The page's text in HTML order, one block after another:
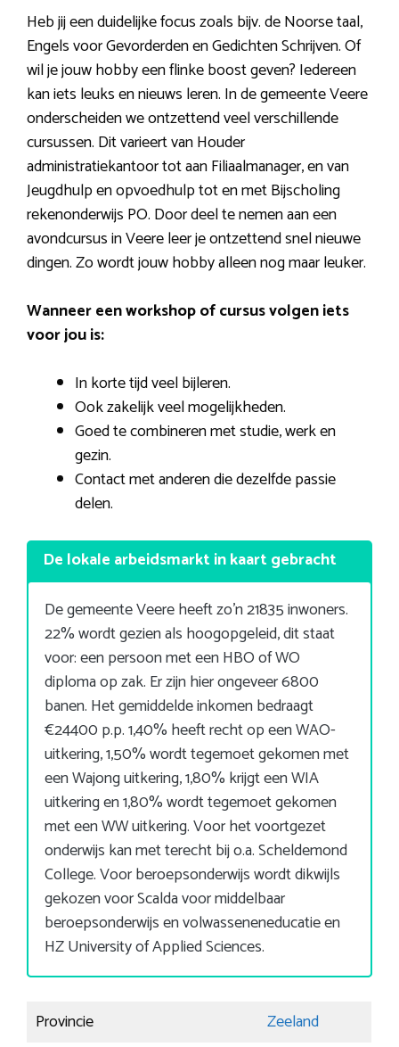
Heb jij een duidelijke focus zoals bijv. de Noorse taal,
Engels voor Gevorderden en Gedichten Schrijven. Of
wil je jouw hobby een flinke boost geven? Iedereen
kan iets leuks en nieuws leren. In de gemeente Veere
onderscheiden we ontzettend veel verschillende
cursussen. Dit varieert van Houder
administratiekantoor tot aan Filiaalmanager, en van
Jeugdhulp en opvoedhulp tot en met Bijscholing
rekenonderwijs PO. Door deel te nemen aan een
avondcursus in Veere leer je ontzettend snel nieuwe
dingen. Zo wordt jouw hobby alleen nog maar leuker.
Wanneer een workshop of cursus volgen iets
voor jou is:
In korte tijd veel bijleren.
Ook zakelijk veel mogelijkheden.
Goed te combineren met studie, werk en
gezin.
Contact met anderen die dezelfde passie
delen.
De lokale arbeidsmarkt in kaart gebracht
De gemeente Veere heeft zo’n 21835 inwoners.
22% wordt gezien als hoogopgeleid, dit staat
voor: een persoon met een HBO of WO
diploma op zak. Er zijn hier ongeveer 6800
banen. Het gemiddelde inkomen bedraagt
€24400 p.p. 1,40% heeft recht op een WAO-
uitkering, 1,50% wordt tegemoet gekomen met
een Wajong uitkering, 1,80% krijgt een WIA
uitkering en 1,80% wordt tegemoet gekomen
met een WW uitkering. Voor het voortgezet
onderwijs kan met terecht bij o.a. Scheldemond
College. Voor beroepsonderwijs wordt dikwijls
gekozen voor Scalda voor middelbaar
beroepsonderwijs en volwasseneneducatie en
HZ University of Applied Sciences.
Provincie Zeeland